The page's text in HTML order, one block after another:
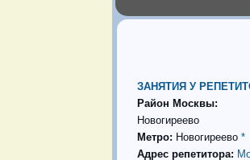
ЗАНЯТИЯ У
Район Москвы:
Новогиреево
Метро: Новогиреево *
Адрес репетитора: